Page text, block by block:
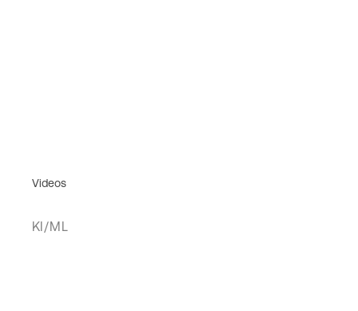
Videos
KI/ML